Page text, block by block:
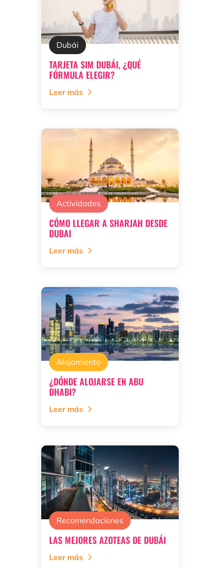
Dubái
TARJETA SIM DUBÁI, ¿QUÉ
FÓRMULA ELEGIR?
Leer más
Actividades
CÓMO LLEGAR A SHARJAH DESDE
DUBAI
Leer más
Alojamiento
¿DÓNDE ALOJARSE EN ABU
DHABI?
Leer más
Recomendaciones
LAS MEJORES AZOTEAS DE DUBÁI
Leer más